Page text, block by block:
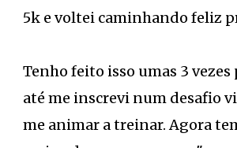
5k e voltei caminhando feliz
Tenho feito isso umas 3 vezes
até me inscrevi num desafio
me animar a treinar. Agora